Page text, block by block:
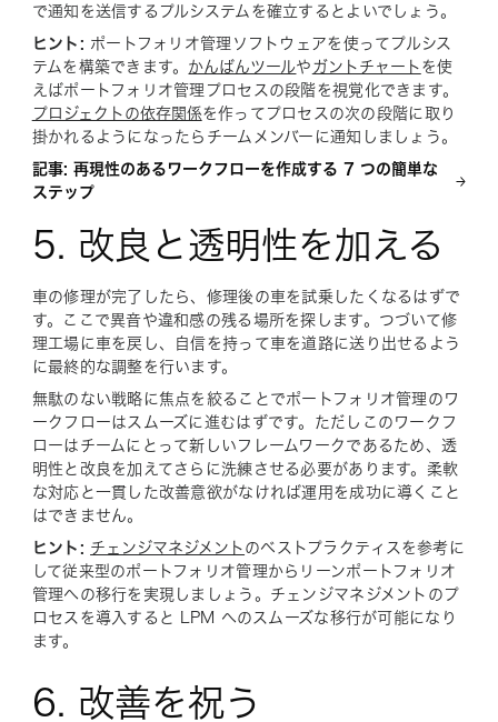
で通知を送信するプルシステムを確立するとよいでしょう。
ヒント: ポートフォリオ管理ソフトウェアを使ってプルシス
テムを構築できます。 かんばんツールや ガントチャート を使
えばポートフォリオ管理プロセスの段階を視覚化できます。
プロジェクトの依存関係を作ってプロセスの次の段階に取り
掛かれるようになったらチームメンバーに通知しましょう。
記事: 再現性のあるワークフローを作成する 7 つの簡単な
ステップ
5. 改良と透明性を加える
車の修理が完了したら、修理後の車を試乗したくなるはずで
す。ここで異音や違和感の残る場所を探します。つづいて修
理工場に車を戻し、自信を持って車を道路に送り出せるよう
に最終的な調整を行います。
無駄のない戦略に焦点を絞ることでポートフォリオ管理のワ
ークフローはスムーズに進むはずです。ただしこのワークフ
ローはチームにとって新しいフレームワークであるため、透
明性と改良を加えてさらに洗練させる必要があります。柔軟
な対応と一貫した改善意欲がなければ運用を成功に導くこと
はできません。
ヒント: チェンジマネジメント のベストプラクティスを参考に
して従来型のポートフォリオ管理からリーンポートフォリオ
管理への移行を実現しましょう。チェンジマネジメントのプ
ロセスを導入すると LPM へのスムーズな移行が可能になり
ます。
6. 改善を祝う